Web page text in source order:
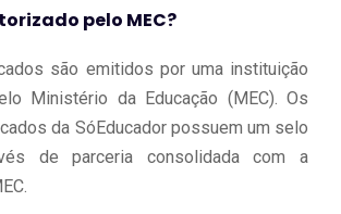
pelo MEC?
são emitidos por uma instituição
Ministério da Educação (MEC). Os
da SóEducador possuem um selo
de parceria consolidada com a